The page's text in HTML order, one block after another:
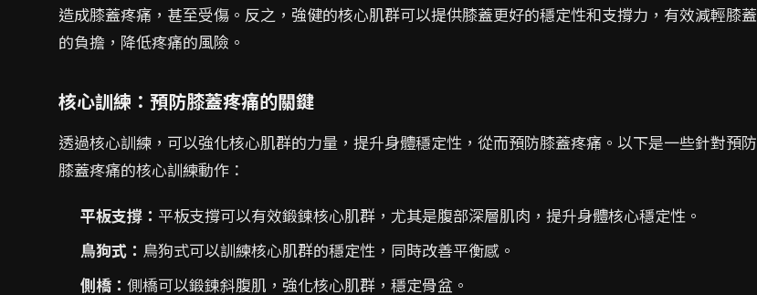
造成膝蓋疼痛，甚至受傷。反之，強健的核心肌群可以提供膝蓋更好的穩定性和支撐力，有效減輕膝蓋
的負擔，降低疼痛的風險。
核心訓練：預防膝蓋疼痛的關鍵
透過核心訓練，可以強化核心肌群的力量，提升身體穩定性，從而預防膝蓋疼痛。以下是一些針對預防
膝蓋疼痛的核心訓練動作：
平板支撐： 平板支撐可以有效鍛鍊核心肌群，尤其是腹部深層肌肉，提升身體核心穩定性。
鳥狗式： 鳥狗式可以訓練核心肌群的穩定性，同時改善平衡感。
側橋： 側橋可以鍛鍊斜腹肌，強化核心肌群，穩定骨盆。